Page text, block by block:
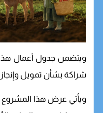
ويتضمن جدول أعمال هذه
شراكة بشأن تمويل
ويأتي عرض هذا المشروع